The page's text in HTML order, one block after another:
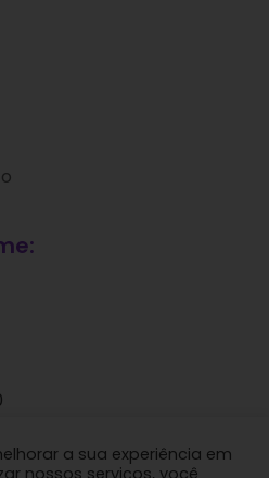
a sua experiência em
nossos serviços, você